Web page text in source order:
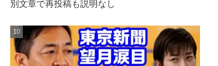
別文章で再投稿も説明なし